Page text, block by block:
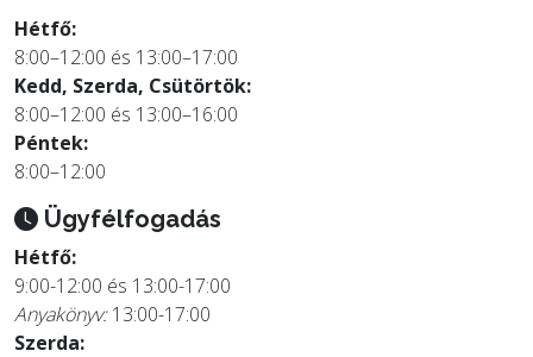
Hétfő:
8:00–12:00 és 13:00–17:00
Kedd, Szerda, Csütörtök:
8:00–12:00 és 13:00–16:00
Péntek:
8:00–12:00
Ügyfélfogadás
Hétfő:
9:00-12:00 és 13:00-17:00
Anyakönyv:13:00-17:00
Szerda: